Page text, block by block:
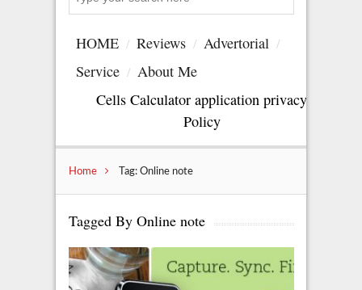
HOME Reviews
Advertorial
Service
About Me
Cells Calculator application privacy
Policy
Home Tag: Online note
Tagged By Online note